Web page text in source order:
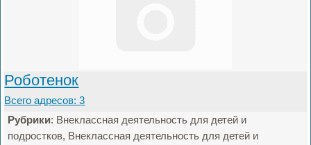
Роботенок
Всего адресов: 3
Рубрики: Внеклассная деятельность для детей и
подростков, Внеклассная деятельность для детей и